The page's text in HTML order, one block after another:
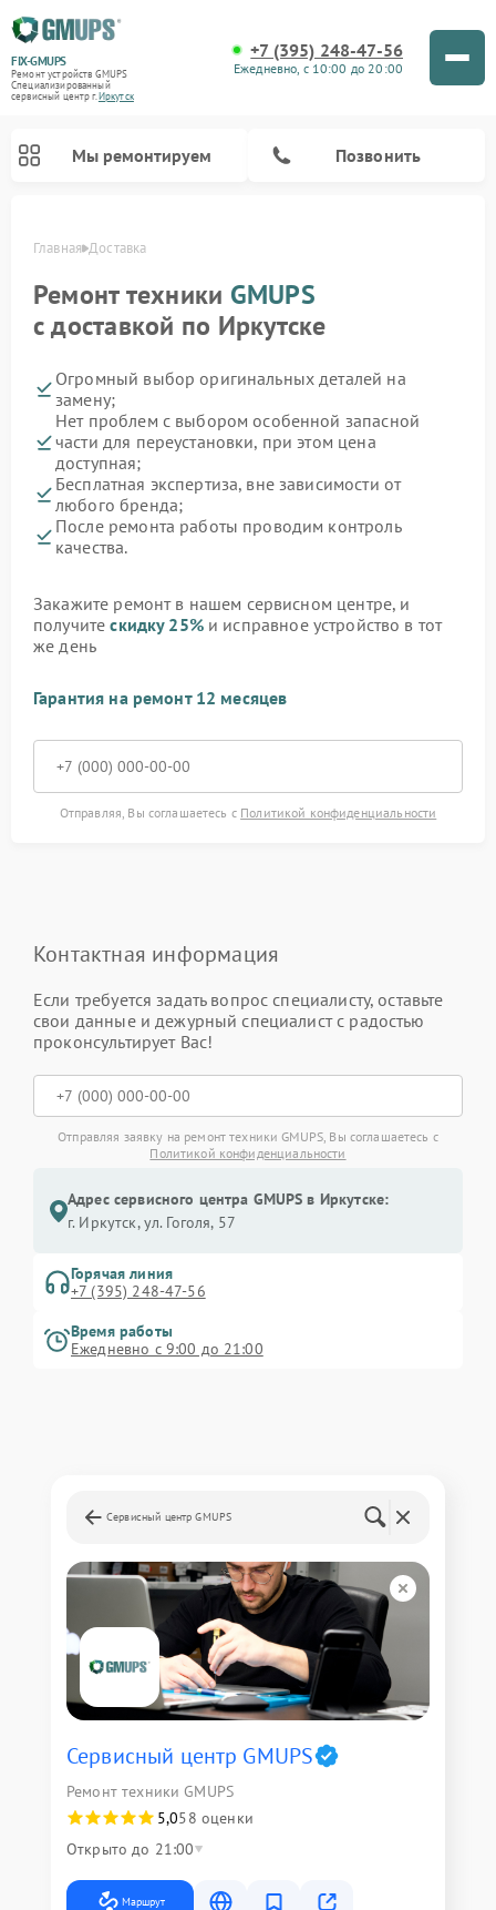
FIX-GMUPS
Ремонт устройств GMUPS
Специализированный
cервисный центр г.Иркутск
+7 (395) 248-47-56
Ежедневно, с 10:00 до 20:00
Мы ремонтируем Позвонить
Главная Доставка
Ремонт техники GMUPS
с доставкой по Иркутске
Огромный выбор оригинальных деталей на
замену;
Нет проблем с выбором особенной запасной
части для переустановки, при этом цена
доступная;
Бесплатная экспертиза, вне зависимости от
любого бренда;
После ремонта работы проводим контроль
качества.
Закажите ремонт в нашем сервисном центре, и
получитескидку 25%и исправное устройство в тот
же день
Гарантия на ремонт 12 месяцев
Отправляя, Вы соглашаетесь с Политикой конфиденциальности
Контактная информация
Если требуется задать вопрос специалисту, оставьте
свои данные и дежурный специалист с радостью
проконсультирует Вас!
Отправляя заявку на ремонт техники GMUPS, Вы соглашаетесь с
Политикой конфиденциальности
Адрес сервисного центра GMUPS в Иркутске:
г. Иркутск, ул. ​Гоголя, 57
Горячая линия
+7 (395) 248-47-56
Время работы
Ежедневно с 9:00 до 21:00
Сервисный центр GMUPS
Сервисный центр GMUPS
Ремонт техники GMUPS
5,058 оценки
Открыто до 21:00
Маршрут